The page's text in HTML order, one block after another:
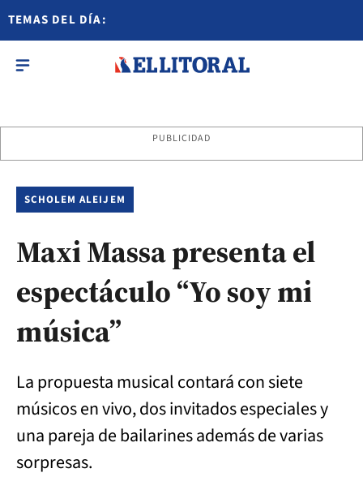
TEMAS DEL DÍA:
PUBLICIDAD
SCHOLEM ALEIJEM
Maxi Massa presenta el
espectáculo “Yo soy mi
música”
La propuesta musical contará con siete
músicos en vivo, dos invitados especiales y
una pareja de bailarines además de varias
sorpresas.